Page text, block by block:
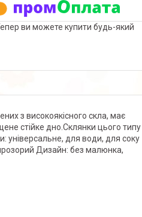
ви можете купити будь-який
з високоякісного скла, має
стійке дно.Склянки цього типу
універсальне, для води, для соку
Дизайн: без малюнка,